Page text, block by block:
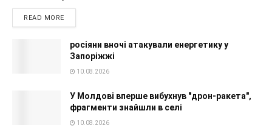
READ MORE
росіяни вночі атакували енергетику у
Запоріжжі
10.08.2026
У Молдові вперше вибухнув "дрон-ракета",
фрагменти знайшли в селі
10.08.2026